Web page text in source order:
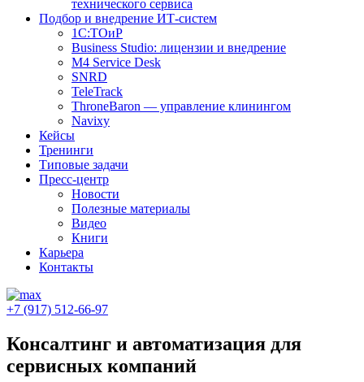
технического сервиса
Подбор и внедрение ИТ-систем
1C:ТОиР
Business Studio: лицензии и внедрение
M4 Service Desk
SNRD
TeleTrack
ThroneBaron — управление клинингом
Navixy
Кейсы
Тренинги
Типовые задачи
Пресс-центр
Новости
Полезные материалы
Видео
Книги
Карьера
Контакты
+7 (917) 512-66-97
Консалтинг и автоматизация для
сервисных компаний